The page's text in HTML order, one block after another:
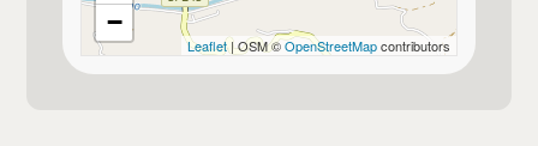
−
Leaflet| OSM ©OpenStreetMapcontributors